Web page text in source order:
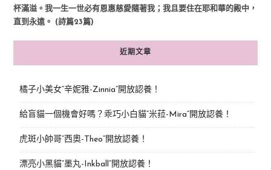
杯滿溢。我一生一世必有恩惠慈愛隨著我；我且要住在耶和華的殿中，
直到永遠。 (詩篇23篇)
近期文章
橘子小美女“辛妮雅-Zinnia”開放認養！
給盲貓一個機會好嗎？乖巧小白貓“米菈-Mira”開放認養！
虎斑小帥哥“西奧-Theo”開放認養！
漂亮小黑貓“墨丸-Inkball”開放認養！